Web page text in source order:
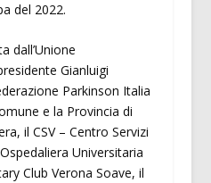
del 2022.
dall’Unione
Gianluigi
Parkinson Italia
e la Provincia di
il CSV – Centro Servizi
Universitaria
Club Verona Soave, il